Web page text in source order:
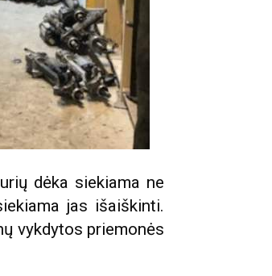
dėka siekiama ne
jas išaiškinti.
vykdytos priemonės